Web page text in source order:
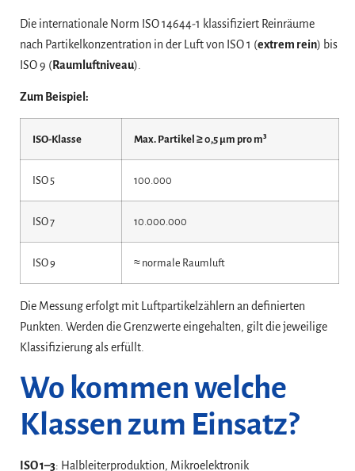
Die internationale Norm ISO 14644-1 klassifiziert Reinräume
nach Partikelkonzentration in der Luft von ISO 1 (extrem rein) bis
ISO 9 (Raumluftniveau).
Zum Beispiel:
ISO-Klasse Max. Partikel ≥ 0,5 µm pro m³
ISO 5 100.000
ISO 7 10.000.000
ISO 9 ≈ normale Raumluft
Die Messung erfolgt mit Luftpartikelzählern an definierten
Punkten. Werden die Grenzwerte eingehalten, gilt die jeweilige
Klassifizierung als erfüllt.
Wo kommen welche
Klassen zum Einsatz?
ISO 1–3: Halbleiterproduktion, Mikroelektronik